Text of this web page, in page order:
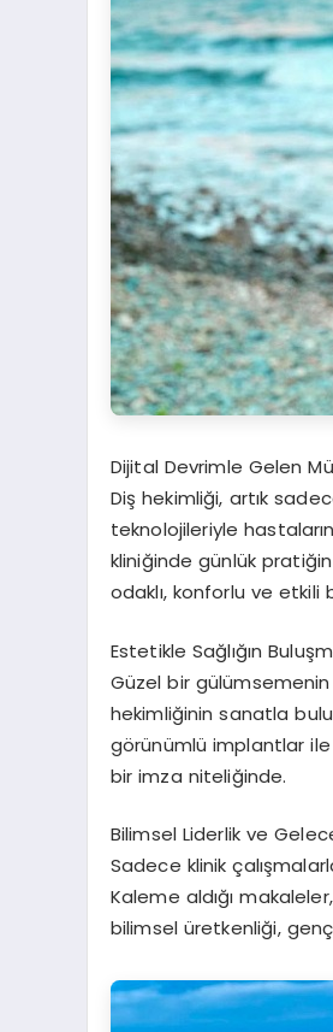
Dijital Devrimle Gelen
Diş hekimliği, artık
teknolojileriyle
kliniğinde günlük
odaklı, konforlu ve etkili
Estetikle Sağlığın
Güzel bir
hekimliğinin sanatla
görünümlü implantlar
bir imza niteliğinde.
Bilimsel Liderlik ve
Sadece klinik
Kaleme aldığı
bilimsel üretkenliği,